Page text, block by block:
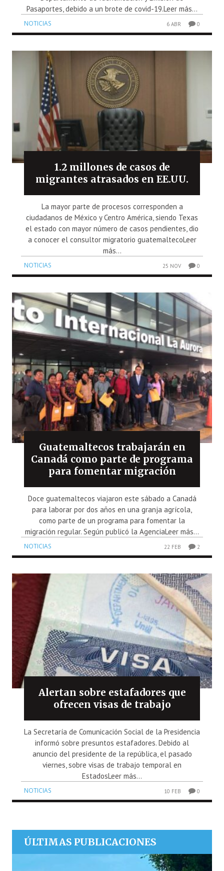
Pasaportes, debido a un brote de covid-19.Leer más...
NOTICIAS 6 ABR 0
1.2 millones de casos de
migrantes atrasados en EE.UU.
La mayor parte de procesos corresponden a
ciudadanos de México y Centro América, siendo Texas
el estado con mayor número de casos pendientes, dio
a conocer el consultor migratorio guatemaltecoLeer
más...
NOTICIAS 25 NOV 0
Guatemaltecos trabajarán en
Canadá como parte de programa
para fomentar migración
Doce guatemaltecos viajaron este sábado a Canadá
para laborar por dos años en una granja agrícola,
como parte de un programa para fomentar la
migración regular. Según publicó la AgenciaLeer más...
NOTICIAS 22 FEB 2
Alertan sobre estafadores que
ofrecen visas de trabajo
La Secretaría de Comunicación Social de la Presidencia
informó sobre presuntos estafadores. Debido al
anuncio del presidente de la república, el pasado
viernes, sobre visas de trabajo temporal en
EstadosLeer más...
NOTICIAS 10 FEB 0
ÚLTIMAS PUBLICACIONES